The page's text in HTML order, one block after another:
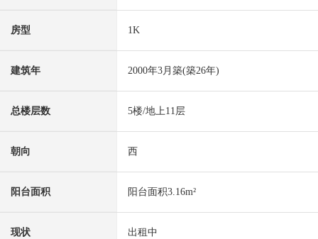
房型 1K
建筑年 2000年3月築(築26年)
总楼层数 5楼/地上11层
朝向 西
阳台面积 阳台面积3.16m²
现状 出租中